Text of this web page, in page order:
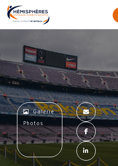
Galerie
Photos